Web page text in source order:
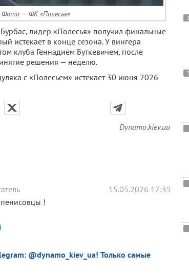
Фото — ФК «Полесье»
лидер «Полесья» получил финальные
истекает в конце сезона. У вингера
клуба Геннадием Буткевичем, после
решения — неделю.
с «Полесьем» истекает 30 июня 2026
Dynamo.kiev.ua
15.05.2026 17:35
пенисовцы !
@dynamo_kiev_ua! Только самые
1
3